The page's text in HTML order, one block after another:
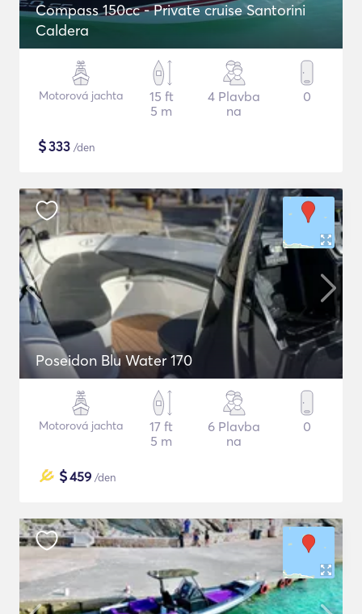
Compass 150cc - Private cruise Santorini
Caldera
Motorová jachta
15 ft
5 m
4 Plavba
na
0
$333 /den
Poseidon Blu Water 170
Motorová jachta
17 ft
5 m
6 Plavba
na
0
$459 /den